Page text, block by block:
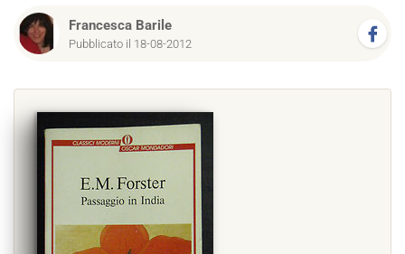
Francesca Barile
Pubblicato il 18-08-2012